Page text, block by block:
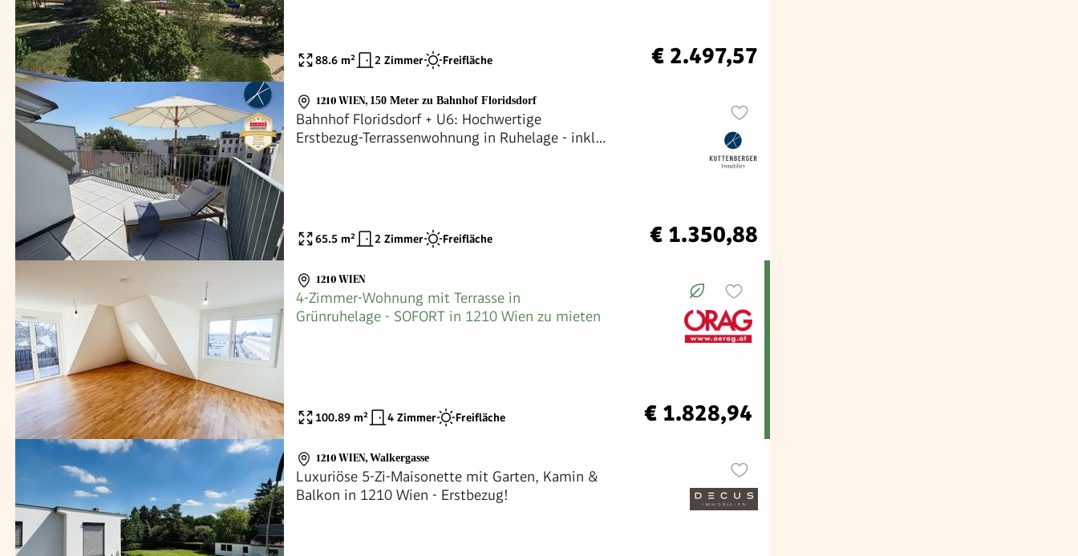
88.6 m² 2 Zimmer Freifläche € 2.497,57
1210 WIEN, 150 Meter zu Bahnhof Floridsdorf
Bahnhof Floridsdorf + U6: Hochwertige
Erstbezug-Terrassenwohnung in Ruhelage - inkl.
65.5 m² 2 Zimmer Freifläche € 1.350,88
1210 WIEN
4-Zimmer-Wohnung mit Terrasse in
Grünruhelage - SOFORT in 1210 Wien zu mieten
100.89 m² 4 Zimmer Freifläche € 1.828,94
1210 WIEN, Walkergasse
Luxuriöse 5-Zi-Maisonette mit Garten, Kamin &
Balkon in 1210 Wien - Erstbezug!